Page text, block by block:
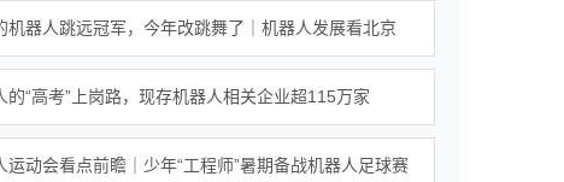
机器人跳远冠军，今年改跳舞了｜机器人发展看北京
的“高考”上岗路，现存机器人相关企业超115万家
运动会看点前瞻｜少年“工程师”暑期备战机器人足球赛